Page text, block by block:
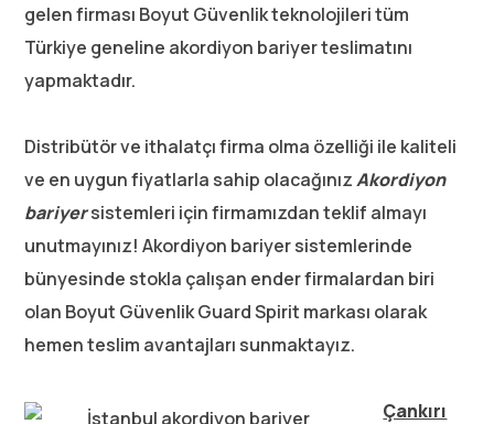
gelen firması Boyut Güvenlik teknolojileri tüm
Türkiye geneline akordiyon bariyer teslimatını
yapmaktadır.
Distribütör ve ithalatçı firma olma özelliği ile kaliteli
ve en uygun fiyatlarla sahip olacağınızAkordiyon
bariyersistemleri için firmamızdan teklif almayı
unutmayınız! Akordiyon bariyer sistemlerinde
bünyesinde stokla çalışan ender firmalardan biri
olan Boyut Güvenlik Guard Spirit markası olarak
hemen teslim avantajları sunmaktayız.
Çankırı